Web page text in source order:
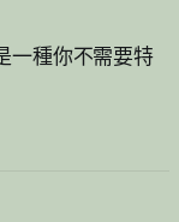
一種你不需要特